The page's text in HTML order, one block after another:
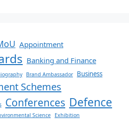
Appointment
Banking and Finance
Brand Ambassador Business
Schemes
Conferences Defence
Science Exhibition